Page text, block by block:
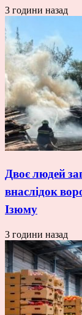
3 години назад
Двоє людей
внаслідок
Ізюму
3 години назад